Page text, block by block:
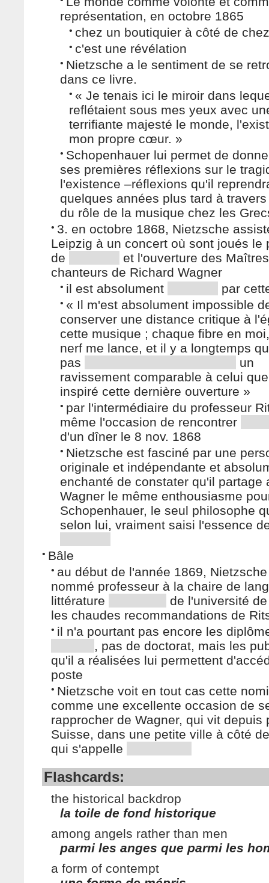
représentation, en octobre 1865
• chez un boutiquier à côté de
• c'est une révélation
• Nietzsche a le sentiment de se
dans ce livre.
• « Je tenais ici le miroir dans
reflétaient sous mes yeux avec
terrifiante majesté le monde,
mon propre cœur. »
• Schopenhauer lui permet de
ses premières réflexions sur le
l'existence –réflexions qu'il
quelques années plus tard à
du rôle de la musique chez les
• 3. en octobre 1868, Nietzsche
Leipzig à un concert où sont joués le
de
et l'ouverture des Maîtres
chanteurs de Richard Wagner
• il est absolument par
• « Il m'est absolument impossible
conserver une distance critique à
cette musique ; chaque fibre en
nerf me lance, et il y a longtemps
pas
un
ravissement comparable à celui
inspiré cette dernière ouverture »
• par l'intermédiaire du professeur
même l'occasion de rencontrer
d'un dîner le 8 nov. 1868
• Nietzsche est fasciné par une
originale et indépendante et
enchanté de constater qu'il partage
Wagner le même enthousiasme
Schopenhauer, le seul philosophe
selon lui, vraiment saisi l'essence
• Bâle
• au début de l'année 1869,
nommé professeur à la chaire de
littérature
de l'université
les chaudes recommandations de
• il n'a pourtant pas encore les
, pas de doctorat, mais les
qu'il a réalisées lui permettent
poste
• Nietzsche voit en tout cas cette
comme une excellente occasion de
rapprocher de Wagner, qui vit depuis
Suisse, dans une petite ville à côté
qui s'appelle
Flashcards:
the historical backdrop
la toile de fond historique
among angels rather than men
parmi les anges que parmi les
a form of contempt